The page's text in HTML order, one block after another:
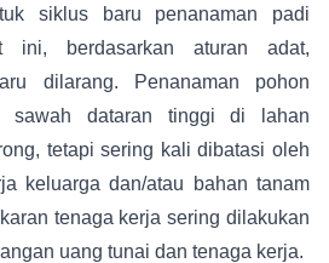
siklus baru penanaman padi
ini, berdasarkan aturan adat,
dilarang. Penanaman pohon
sawah dataran tinggi di lahan
tetapi sering kali dibatasi oleh
keluarga dan/atau bahan tanam
tenaga kerja sering dilakukan
uang tunai dan tenaga kerja.